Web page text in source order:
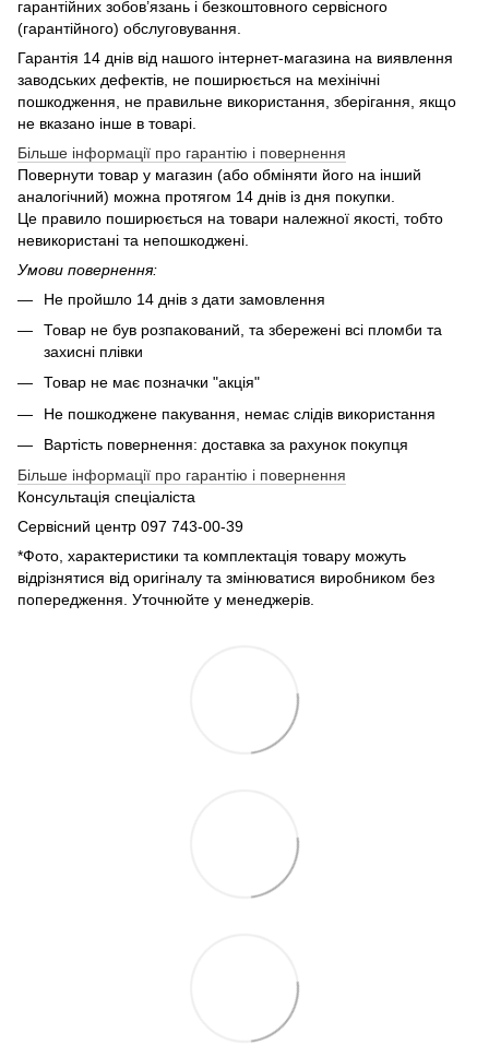
гарантійних зобов’язань і безкоштовного сервісного
(гарантійного) обслуговування.
Гарантія 14 днів від нашого інтернет-магазина на виявлення
заводських дефектів, не поширюється на мехінічні
пошкодження, не правильне використання, зберігання, якщо
не вказано інше в товарі.
Більше інформації про гарантію і повернення
Повернути товар у магазин (або обміняти його на інший
аналогічний) можна протягом 14 днів із дня покупки.
Це правило поширюється на товари належної якості, тобто
невикористані та непошкоджені.
Умови повернення:
Не пройшло 14 днів з дати замовлення
Товар не був розпакований, та збережені всі пломби та
захисні плівки
Товар не має позначки "акція"
Не пошкоджене пакування, немає слідів використання
Вартість повернення: доставка за рахунок покупця
Більше інформації про гарантію і повернення
Консультація спеціаліста
Сервісний центр 097 743-00-39
*Фото, характеристики та комплектація товару можуть
відрізнятися від оригіналу та змінюватися виробником без
попередження. Уточнюйте у менеджерів.